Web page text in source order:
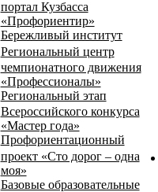
портал Кузбасса
«Профориентир»
Бережливый институт
Региональный центр
чемпионатного движения
«Профессионалы»
Региональный этап
Всероссийского конкурса
«Мастер года»
Профориентационный
проект «Сто дорог – одна
моя»
Базовые образовательные